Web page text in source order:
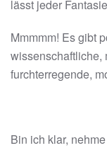
lässt jeder
Mmmmm! Es gibt
wissenschaftliche,
furchterregende,
Bin ich klar,